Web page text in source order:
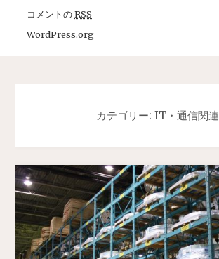
コメントのRSS
WordPress.org
カテゴリー: IT・通信関連